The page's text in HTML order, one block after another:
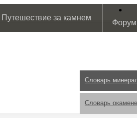
Путешествие за камнем
Форум
Словарь
Словарь